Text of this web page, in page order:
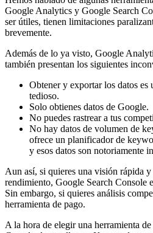
Google Analytics y Google Search
ser útiles, tienen limitaciones
brevemente.
Además de lo ya visto, Google
también presentan los siguientes
Obtener y exportar los datos
tedioso.
Solo obtienes datos de Google.
No puedes rastrear a tus
No hay datos de volumen de
ofrece un planificador de
y esos datos son notoriamente
Aun así, si quieres una visión rápida
rendimiento, Google Search Console
Sin embargo, si quieres análisis
herramienta de pago.
A la hora de elegir una herramienta